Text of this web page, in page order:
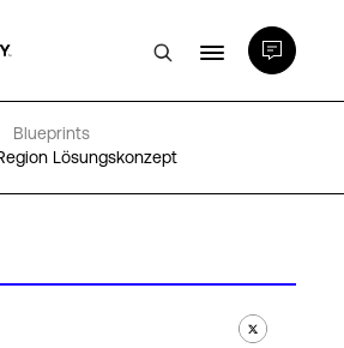
Blueprints
Lösungskonzept